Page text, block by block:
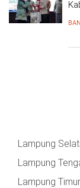
Lampung
Lampung
Lampung Timur